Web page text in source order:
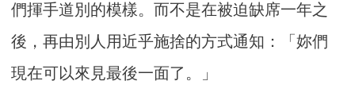
們揮手道別的模樣。而不是在被迫缺席一年之
後，再由別人用近乎施捨的方式通知：「妳們
現在可以來見最後一面了。」